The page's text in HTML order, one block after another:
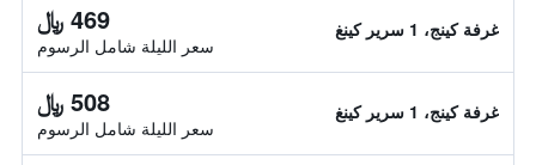
غرفة كينج، 1 سرير كينغ 469 ﷼
سعر الليلة شامل الرسوم
غرفة كينج، 1 سرير كينغ 508 ﷼
سعر الليلة شامل الرسوم